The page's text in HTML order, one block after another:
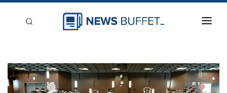
新聞稿分類
登入